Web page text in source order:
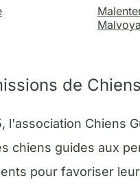
de
l'association Chiens
chiens guides aux
pour favoriser